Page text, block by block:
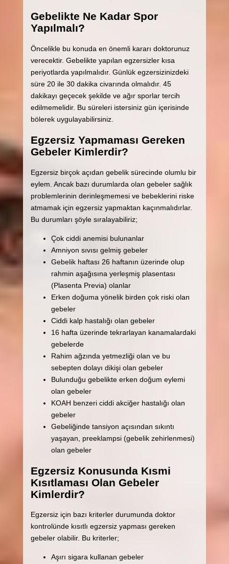
Gebelikte Ne Kadar Spor
Yapılmalı?
Öncelikle bu konuda en önemli kararı doktorunuz
verecektir. Gebelikte yapılan egzersizler kısa
periyotlarda yapılmalıdır. Günlük egzersizinizdeki
süre 20 ile 30 dakika civarında olmalıdır. 45
dakikayı geçecek şekilde ve ağır sporlar tercih
edilmemelidir. Bu süreleri istersiniz gün içerisinde
bölerek uygulayabilirsiniz.
Egzersiz Yapmaması Gereken
Gebeler Kimlerdir?
Egzersiz birçok açıdan gebelik sürecinde olumlu bir
eylem. Ancak bazı durumlarda olan gebeler sağlık
problemlerinin derinleşmemesi ve bebeklerini riske
atmamak için egzersiz yapmaktan kaçınmalıdırlar.
Bu durumları şöyle sıralayabiliriz;
Çok ciddi anemisi bulunanlar
Amniyon sıvısı gelmiş gebeler
Gebelik haftası 26 haftanın üzerinde olup
rahmin aşağısına yerleşmiş plasentası
(Plasenta Previa) olanlar
Erken doğuma yönelik birden çok riski olan
gebeler
Ciddi kalp hastalığı olan gebeler
16 hafta üzerinde tekrarlayan kanamalardaki
gebelerde
Rahim ağzında yetmezliği olan ve bu
sebepten dolayı dikişi olan gebeler
Bulunduğu gebelikte erken doğum eylemi
olan gebeler
KOAH benzeri ciddi akciğer hastalığı olan
gebeler
Gebeliğinde tansiyon açısından sıkıntı
yaşayan, preeklampsi (gebelik zehirlenmesi)
olan gebeler
Egzersiz Konusunda Kısmi
Kısıtlaması Olan Gebeler
Kimlerdir?
Egzersiz için bazı kriterler durumunda doktor
kontrolünde kısıtlı egzersiz yapması gereken
gebeler olabilir. Bu kriterler;
Aşırı sigara kullanan gebeler